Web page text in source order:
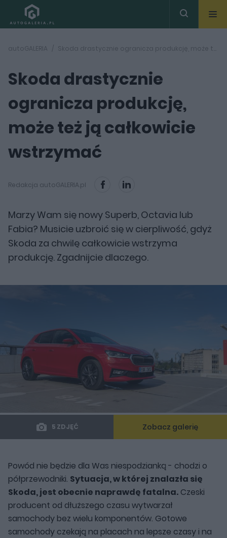
autoGALERIA Skoda drastycznie ogranicza produkcję, może też ją całkowicie wstrzymać
Skoda drastycznie
ogranicza produkcję,
może też ją całkowicie
wstrzymać
Redakcja autoGALERIA.pl
Marzy Wam się nowy Superb, Octavia lub
Fabia? Musicie uzbroić się w cierpliwość, gdyż
Skoda za chwilę całkowicie wstrzyma
produkcję. Zgadnijcie dlaczego.
5 ZDJĘĆ Zobacz galerię
Powód nie będzie dla Was niespodzianką - chodzi o
półprzewodniki. Sytuacja, w której znalazła się
Skoda, jest obecnie naprawdę fatalna. Czeski
producent od dłuższego czasu wytwarzał
samochody bez wielu komponentów. Gotowe
samochody czekają na placach na lepsze czasy i na